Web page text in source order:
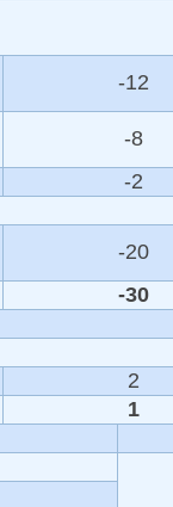
-12
-8
-2
-20
-30
2
1